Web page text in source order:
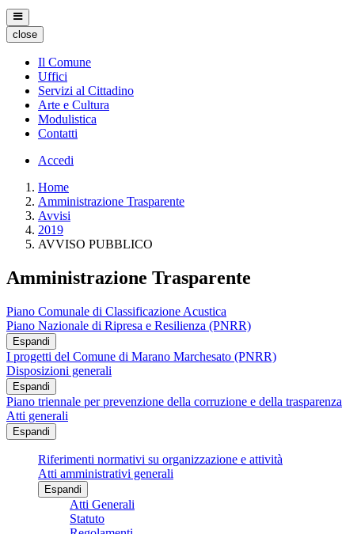
close
Il Comune
Uffici
Servizi al Cittadino
Arte e Cultura
Modulistica
Contatti
Accedi
Home
Amministrazione Trasparente
Avvisi
2019
AVVISO PUBBLICO
Amministrazione Trasparente
Piano Comunale di Classificazione Acustica
Piano Nazionale di Ripresa e Resilienza (PNRR)
Espandi
I progetti del Comune di Marano Marchesato (PNRR)
Disposizioni generali
Espandi
Piano triennale per prevenzione della corruzione e della trasparenza
Atti generali
Espandi
Riferimenti normativi su organizzazione e attività
Atti amministrativi generali
Espandi
Atti Generali
Statuto